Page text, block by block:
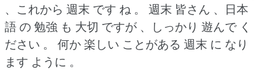
、これから 週末 です ね 。
週末 皆さん 、日本
語 の 勉強 も 大切 ですが 、しっかり 遊んで く
ださい 。
何か 楽しい ことがある 週末 に なり
ます ように 。